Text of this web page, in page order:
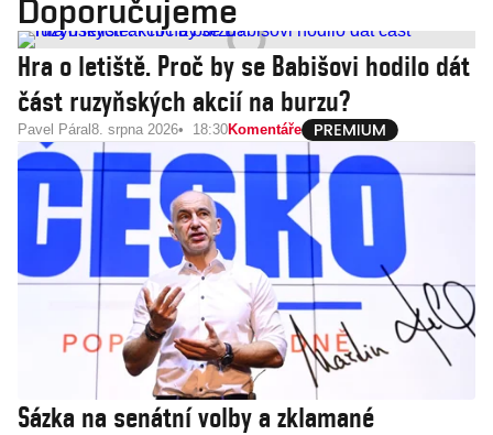
Doporučujeme
Hra o letiště. Proč by se Babišovi hodilo dát
část ruzyňských akcií na burzu?
Pavel Páral 8. srpna 2026 18:30Komentáře
Sázka na senátní volby a zklamané